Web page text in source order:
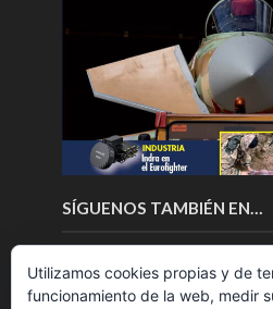
SÍGUENOS TAMBIÉN EN…
Utilizamos cookies propias y de
funcionamiento de la web, medir